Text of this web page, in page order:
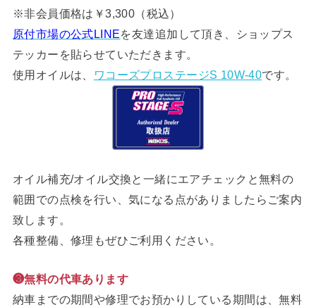
※非会員価格は￥3,300（税込）
原付市場の公式LINEを友達追加して頂き、ショップス
テッカーを貼らせていただきます。
使用オイルは、
ワコーズプロステージS 10W-40です。
オイル補充/オイル交換と一緒にエアチェックと無料の
範囲での点検を行い、気になる点がありましたらご案内
致します。
各種整備、修理もぜひご利用ください。
❸無料の代車あります
納車までの期間や修理でお預かりしている期間は、無料